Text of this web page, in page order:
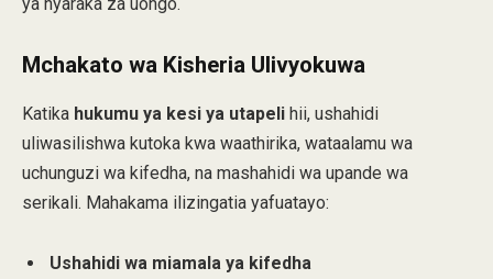
Mchakato wa Kisheria Ulivyokuwa
Katika hukumu ya kesi ya utapeli hii, ushahidi
uliwasilishwa kutoka kwa waathirika, wataalamu wa
uchunguzi wa kifedha, na mashahidi wa upande wa
serikali. Mahakama ilizingatia yafuatayo:
Ushahidi wa miamala ya kifedha